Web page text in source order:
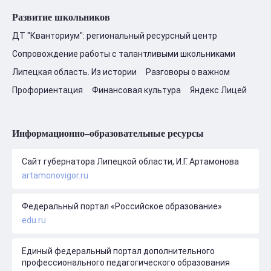
Развитие школьников
ДТ "Кванториум": региональный ресурсный центр
Сопровождение работы с талантливыми школьниками
Липецкая область. Из истории
Разговоры о важном
Профориентация
Финансовая культура Яндекс Лицей
Информационно–образовательные ресурсы
Сайт губернатора Липецкой области, И.Г. Артамонова
artamonovigor.ru
Федеральный портал «Российское образование»
edu.ru
Единый федеральный портал дополнительного
профессионального педагогического образования